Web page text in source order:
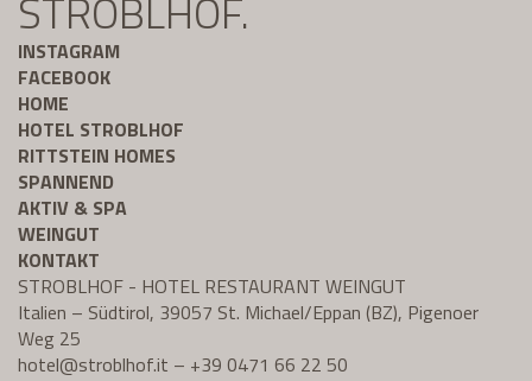
INSTAGRAM
FACEBOOK
HOME
HOTEL STROBLHOF
RITTSTEIN HOMES
SPANNEND
AKTIV & SPA
WEINGUT
KONTAKT
STROBLHOF - HOTEL RESTAURANT WEINGUT
Italien – Südtirol, 39057 St. Michael/Eppan (BZ), Pigenoer
Weg 25
hotel@stroblhof.it – +39 0471 66 22 50